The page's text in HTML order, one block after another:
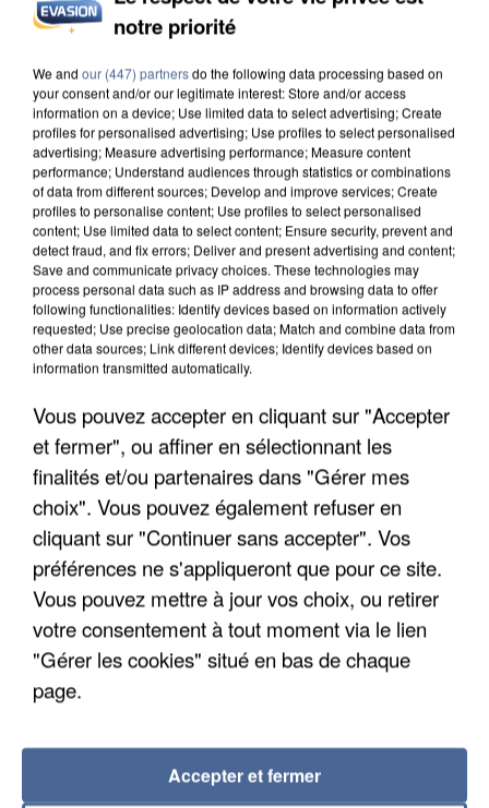
INCENDIES : L’ÎLE-DE-FRANCE LANCE UN ÉLAN
APRÈS TOUTES CES CANICULES, LES REFUGES
DE FAUNE SAUVAGE SONT...
notre priorité
We and our (447) partnersdo the following data processing based on
your consent and/or our legitimate interest: Store and/or access
information on a device; Use limited data to select advertising; Create
profiles for personalised advertising; Use profiles to select personalised
advertising; Measure advertising performance; Measure content
performance; Understand audiences through statistics or combinations
of data from different sources; Develop and improve services; Create
profiles to personalise content; Use profiles to select personalised
content; Use limited data to select content; Ensure security, prevent and
detect fraud, and fix errors; Deliver and present advertising and content;
Save and communicate privacy choices. These technologies may
process personal data such as IP address and browsing data to offer
following functionalities: Identify devices based on information actively
requested; Use precise geolocation data; Match and combine data from
other data sources; Link different devices; Identify devices based on
information transmitted automatically.
Vous pouvez accepter en cliquant sur "Accepter
et fermer", ou affiner en sélectionnant les
finalités et/ou partenaires dans "Gérer mes
choix". Vous pouvez également refuser en
cliquant sur "Continuer sans accepter". Vos
préférences ne s'appliqueront que pour ce site.
Vous pouvez mettre à jour vos choix, ou retirer
votre consentement à tout moment via le lien
"Gérer les cookies" situé en bas de chaque
page.
Accepter et fermer